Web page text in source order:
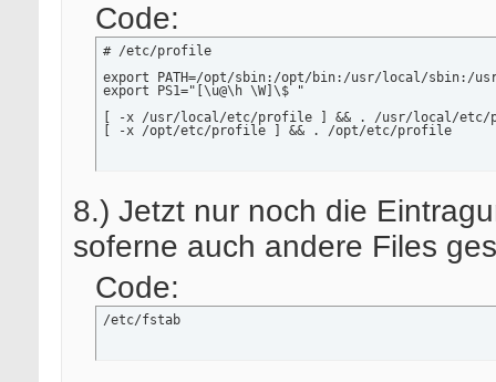
Code:
# /etc/profile
export PATH=/opt/sbin:/opt/bin:/usr/local/
export PS1="[\u@\h \W]\$ "
[ -x /usr/local/etc/profile ] && . /usr/local/etc/
[ -x /opt/etc/profile ] && . /opt/etc/profile
8.) Jetzt nur noch die
soferne auch andere Files
Code:
/etc/fstab